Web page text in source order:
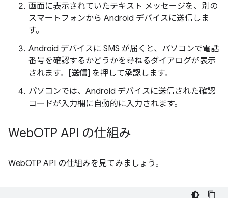
画面に表示されていたテキスト メッセージを、別の
スマートフォンから Android デバイスに送信しま
す。
Android デバイスに SMS が届くと、パソコンで電話
番号を確認するかどうかを尋ねるダイアログが表示
されます。[送信] を押して承認します。
パソコンでは、Android デバイスに送信された確認
コードが入力欄に自動的に入力されます。
WebOTP API の仕組み
WebOTP API の仕組みを見てみましょう。